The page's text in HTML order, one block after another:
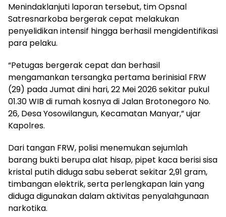
Menindaklanjuti laporan tersebut, tim Opsnal
Satresnarkoba bergerak cepat melakukan
penyelidikan intensif hingga berhasil mengidentifikasi
para pelaku.
“Petugas bergerak cepat dan berhasil
mengamankan tersangka pertama berinisial FRW
(29) pada Jumat dini hari, 22 Mei 2026 sekitar pukul
01.30 WIB di rumah kosnya di Jalan Brotonegoro No.
26, Desa Yosowilangun, Kecamatan Manyar,” ujar
Kapolres.
Dari tangan FRW, polisi menemukan sejumlah
barang bukti berupa alat hisap, pipet kaca berisi sisa
kristal putih diduga sabu seberat sekitar 2,91 gram,
timbangan elektrik, serta perlengkapan lain yang
diduga digunakan dalam aktivitas penyalahgunaan
narkotika.